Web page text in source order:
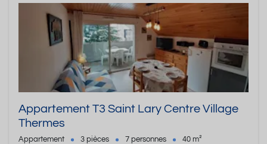
Appartement T3 Saint Lary Centre Village
Thermes
Appartement 3 pièces 7 personnes 40 m²